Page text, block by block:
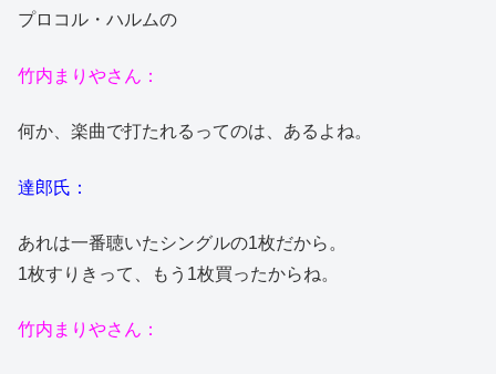
プロコル・ハルムの
竹内まりやさん：
何か、楽曲で打たれるってのは、あるよね。
達郎氏：
あれは一番聴いたシングルの1枚だから。
1枚すりきって、もう1枚買ったからね。
竹内まりやさん：